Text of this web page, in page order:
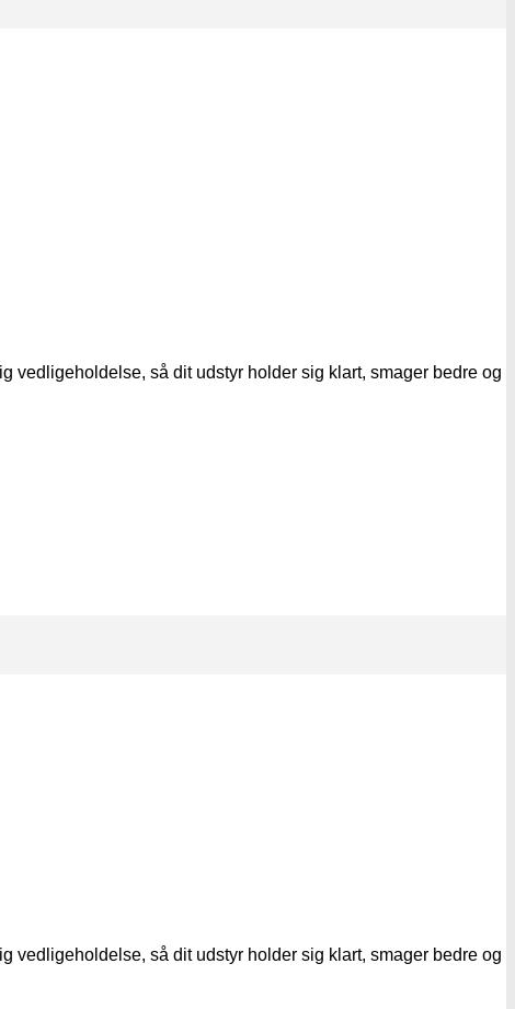
vedligeholdelse, så dit udstyr holder sig klart, smager bedre og
vedligeholdelse, så dit udstyr holder sig klart, smager bedre og